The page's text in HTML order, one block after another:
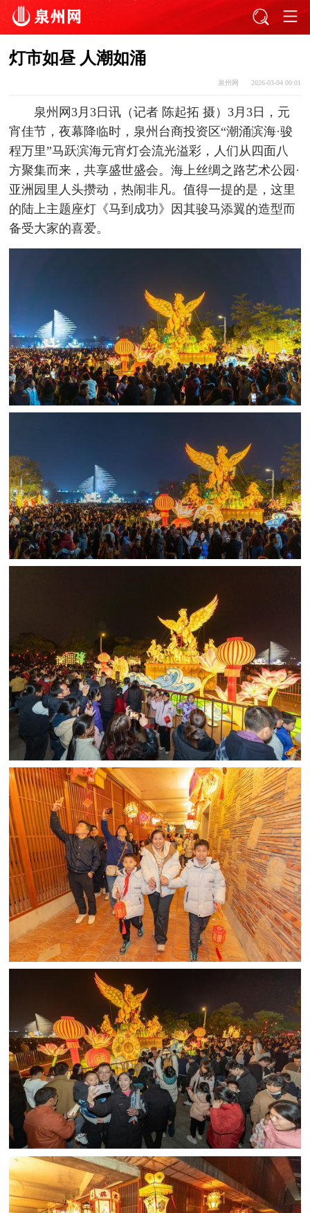
灯市如昼 人潮如涌
泉州网 2026-03-04 00:01
泉州网3月3日讯（记者 陈起拓 摄）3月3日，元
宵佳节，夜幕降临时，泉州台商投资区“潮涌滨海·骏
程万里”马跃滨海元宵灯会流光溢彩，人们从四面八
方聚集而来，共享盛世盛会。海上丝绸之路艺术公园·
亚洲园里人头攒动，热闹非凡。值得一提的是，这里
的陆上主题座灯《马到成功》因其骏马添翼的造型而
备受大家的喜爱。